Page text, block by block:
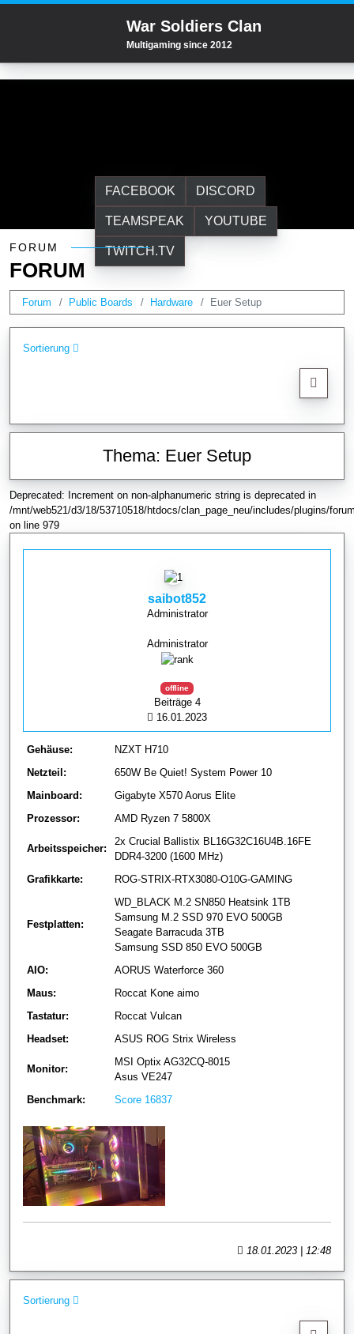
War Soldiers Clan
Multigaming since 2012
FACEBOOK DISCORD
TEAMSPEAK YOUTUBE
TWITCH.TV
FORUM
FORUM
Forum Public Boards Hardware Euer Setup
Sortierung
Thema: Euer Setup
Deprecated: Increment on non-alphanumeric string is deprecated in
/mnt/web521/d3/18/53710518/htdocs/clan_page_neu/includes/plugins/
on line 979
saibot852
Administrator
Administrator
offline
Beiträge 4
16.01.2023
Gehäuse:
NZXT H710
Netzteil:
650W Be Quiet! System Power 10
Mainboard:
Gigabyte X570 Aorus Elite
Prozessor:
AMD Ryzen 7 5800X
Arbeitsspeicher:
2x Crucial Ballistix BL16G32C16U4B.16FE
DDR4-3200 (1600 MHz)
Grafikkarte:
ROG-STRIX-RTX3080-O10G-GAMING
Festplatten:
WD_BLACK M.2 SN850 Heatsink 1TB
Samsung M.2 SSD 970 EVO 500GB
Seagate Barracuda 3TB
Samsung SSD 850 EVO 500GB
AIO:
AORUS Waterforce 360
Maus:
Roccat Kone aimo
Tastatur:
Roccat Vulcan
Headset:
ASUS ROG Strix Wireless
Monitor:
MSI Optix AG32CQ-8015
Asus VE247
Benchmark:
Score 16837
18.01.2023 | 12:48
Sortierung